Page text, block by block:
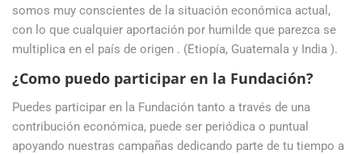
somos muy conscientes de la situación económica actual,
con lo que cualquier aportación por humilde que parezca se
multiplica en el país de origen . (Etiopía, Guatemala y India ).
¿Como puedo participar en la Fundación?
Puedes participar en la Fundación tanto a través de una
contribución económica, puede ser periódica o puntual
apoyando nuestras campañas dedicando parte de tu tiempo a